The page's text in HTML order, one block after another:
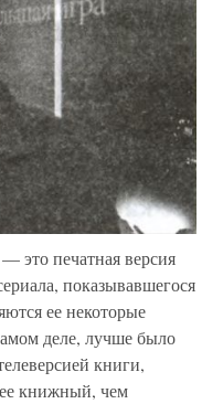
это печатная версия
показывавшегося
ее некоторые
деле, лучше было
книги,
книжный, чем